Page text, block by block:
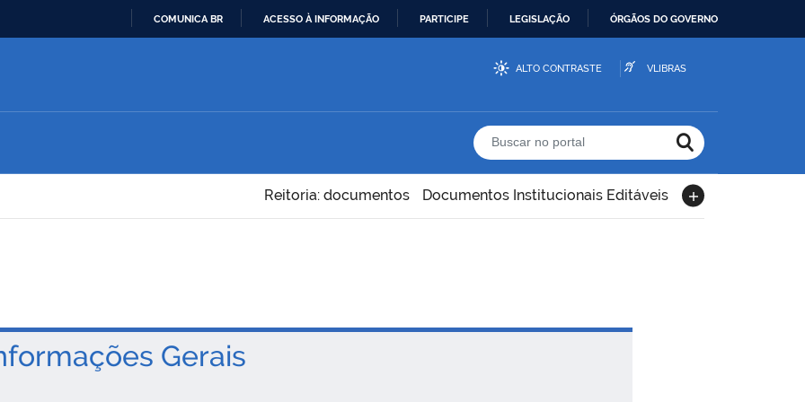
CONTEÚDO
COMUNICA BR ACESSO À INFORMAÇÃO PARTICIPE LEGISLAÇÃO ÓRGÃOS DO GOVERNO
ALTO CONTRASTE VLIBRAS
Buscar no portal
Reitoria: documentos Documentos Institucionais Editáveis
Gerais